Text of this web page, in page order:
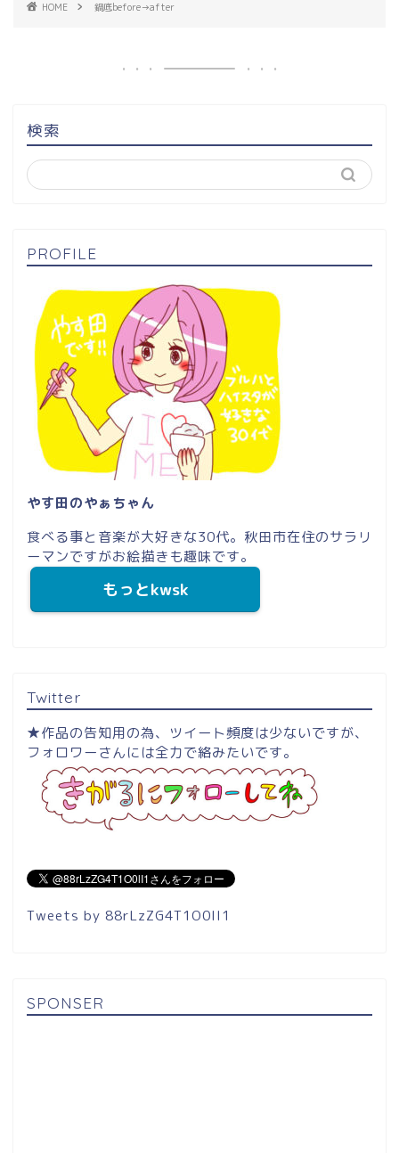
HOME 鍋底before→after
検索
PROFILE
やす田のやぁちゃん
食べる事と音楽が大好きな30代。秋田市在住のサラリ
ーマンですがお絵描きも趣味です。
もっとkwsk
Twitter
★作品の告知用の為、ツイート頻度は少ないですが、
フォロワーさんには全力で絡みたいです。
Tweets by 88rLzZG4T1O0lI1
SPONSER